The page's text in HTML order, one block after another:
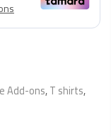
Add-ons,T shirts,